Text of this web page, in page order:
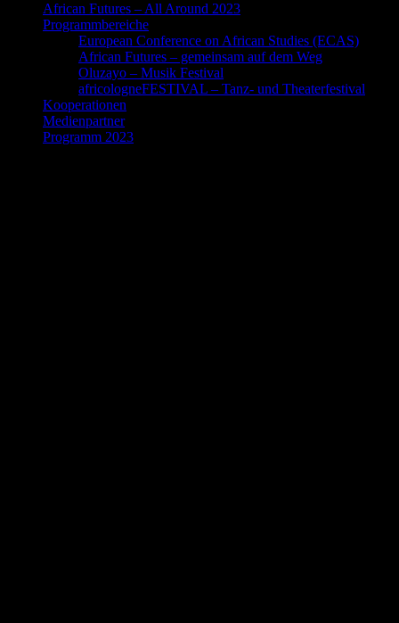
African Futures – All Around 2023
Programmbereiche
European Conference on African Studies (ECAS)
African Futures – gemeinsam auf dem Weg
Oluzayo – Musik Festival
africologneFESTIVAL – Tanz- und Theaterfestival
Kooperationen
Medienpartner
Programm 2023